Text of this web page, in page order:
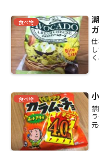
食べ物
食べ物